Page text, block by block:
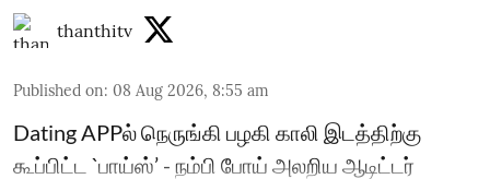
thanthitv
Published on: 08 Aug 2026, 8:55 am
Dating APPல் நெருங்கி பழகி காலி இடத்திற்கு
கூப்பிட்ட `பாய்ஸ்’ - நம்பி போய் அலறிய ஆடிட்டர்